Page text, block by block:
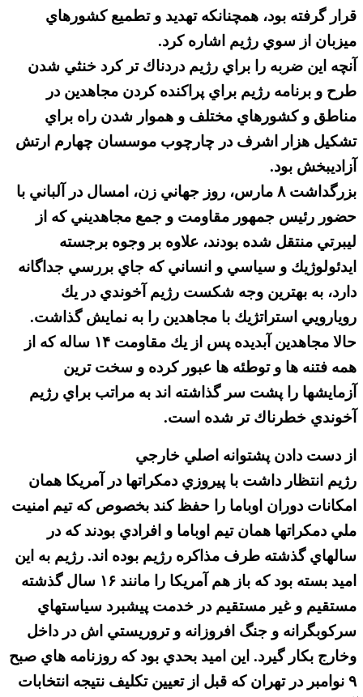
قرار گرفته بود، همچنانكه تهديد و تطميع كشورهاي
ميزبان از سوي رژيم اشاره كرد.
آنچه اين ضربه را براي رژيم دردناك تر كرد خنثي شدن
طرح و برنامه رژيم براي پراكنده كردن مجاهدين در
مناطق و كشورهاي مختلف و هموار شدن راه براي
تشكيل هزار اشرف در چارچوب موسسان چهارم ارتش
آزاديبخش بود.
بزرگداشت ۸ مارس، روز جهاني زن، امسال در آلباني با
حضور رئيس جمهور مقاومت و جمع مجاهديني كه از
ليبرتي منتقل شده بودند، علاوه بر وجوه برجسته
ايدئولوژيك و سياسي و انساني كه جاي بررسي جداگانه
دارد، به بهترين وجه شكست رژيم آخوندي در يك
رويارويي استراتژيك با مجاهدين را به نمايش گذاشت.
حالا مجاهدين آبديده پس از يك مقاومت ۱۴ ساله كه از
همه فتنه ها و توطئه ها عبور كرده و سخت ترين
آزمايشها را پشت سر گذاشته اند به مراتب براي رژيم
آخوندي خطرناك تر شده است.
از دست دادن پشتوانه اصلي خارجي
رژيم انتظار داشت با پيروزي دمكراتها در آمريكا همان
امكانات دوران اوباما را حفظ كند بخصوص كه تيم امنيت
ملي دمكراتها همان تيم اوباما و افرادي بودند كه در
سالهاي گذشته طرف مذاكره رژيم بوده اند. رژيم به اين
اميد بسته بود كه باز هم آمريكا را مانند ۱۶ سال گذشته
مستقيم و غير مستقيم در خدمت پيشبرد سياستهاي
سركوبگرانه و جنگ افروزانه و تروريستي اش در داخل
وخارج بكار گيرد. اين اميد بحدي بود كه روزنامه هاي صبح
۹ نوامبر در تهران كه قبل از تعيين تكليف نتيجه انتخابات